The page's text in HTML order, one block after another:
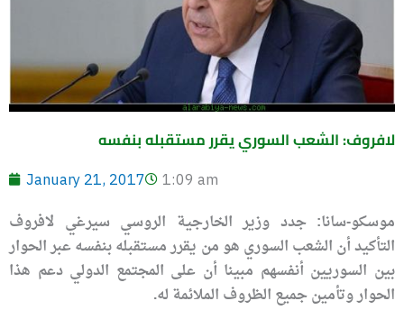
لافروف: الشعب السوري يقرر مستقبله بنفسه
January 21, 2017 1:09 am
موسكو-سانا: جدد وزير الخارجية الروسي سيرغي لافروف
التأكيد أن الشعب السوري هو من يقرر مستقبله بنفسه عبر الحوار
بين السوريين أنفسهم مبينا أن على المجتمع الدولي دعم هذا
الحوار وتأمين جميع الظروف الملائمة له.